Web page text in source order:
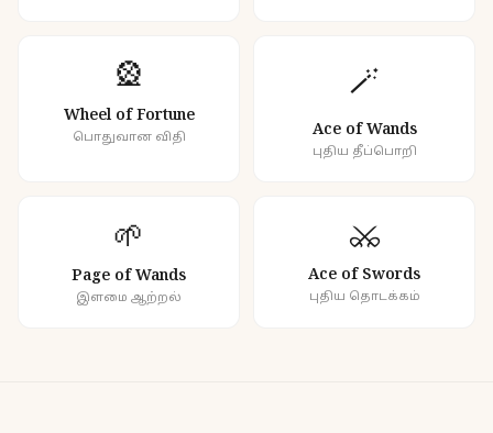
🎡
Wheel of Fortune
பொதுவான விதி
🪄
Ace of Wands
புதிய தீப்பொறி
🌱
Page of Wands
இளமை ஆற்றல்
⚔️
Ace of Swords
புதிய தொடக்கம்